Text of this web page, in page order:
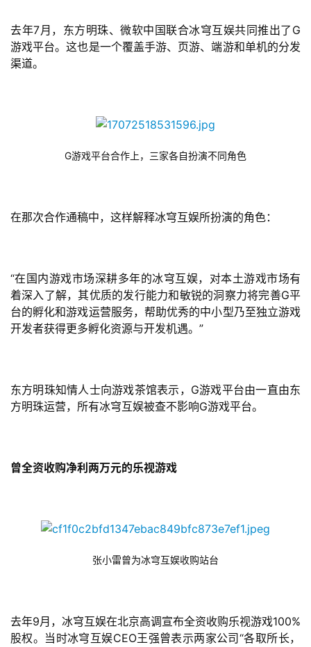
单
机
游
0
第
十
三
届
金
月
接
去年7月，东方明珠、微软中国联合冰穹互娱共同推出了G
游戏平台。这也是一个覆盖手游、页游、端游和单机的分发
渠道。
G游戏平台合作上，三家各自扮演不同角色
在那次合作通稿中，这样解释冰穹互娱所扮演的角色：
“在国内游戏市场深耕多年的冰穹互娱，对本土游戏市场有
着深入了解，其优质的发行能力和敏锐的洞察力将完善G平
台的孵化和游戏运营服务，帮助优秀的中小型乃至独立游戏
开发者获得更多孵化资源与开发机遇。”
东方明珠知情人士向游戏茶馆表示，G游戏平台由一直由东
方明珠运营，所有冰穹互娱被查不影响G游戏平台。
曾全资收购净利两万元的乐视游戏
张小雷曾为冰穹互娱收购站台
去年9月，冰穹互娱在北京高调宣布全资收购乐视游戏100%
股权。当时冰穹互娱CEO王强曾表示两家公司“各取所长，